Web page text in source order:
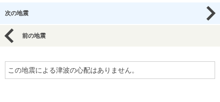
次の地震
前の地震
この地震による津波の心配はありません。